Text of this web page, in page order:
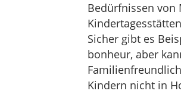
Bedürfnissen von
Sicher gibt es
bonheur, aber
Kindern nicht in